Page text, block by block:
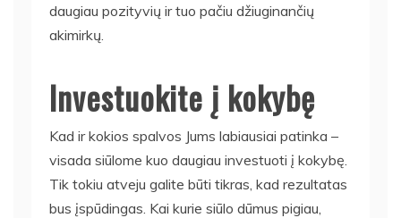
daugiau pozityvių ir tuo pačiu džiuginančių
akimirkų.
Investuokite į kokybę
Kad ir kokios spalvos Jums labiausiai patinka –
visada siūlome kuo daugiau investuoti į kokybę.
Tik tokiu atveju galite būti tikras, kad rezultatas
bus įspūdingas. Kai kurie siūlo dūmus pigiau,